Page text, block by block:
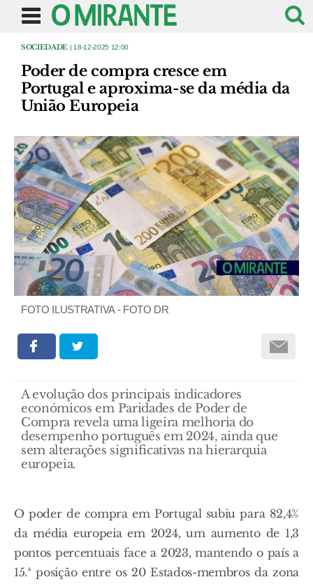
SOCIEDADE | 18-12-2025 12:00
Poder de compra cresce em
Portugal e aproxima-se da média da
União Europeia
FOTO ILUSTRATIVA - FOTO DR
A evolução dos principais indicadores
económicos em Paridades de Poder de
Compra revela uma ligeira melhoria do
desempenho português em 2024, ainda que
sem alterações significativas na hierarquia
europeia.
O poder de compra em Portugal subiu para 82,4%
da média europeia em 2024, um aumento de 1,3
pontos percentuais face a 2023, mantendo o país a
15.ª posição entre os 20 Estados-membros da zona